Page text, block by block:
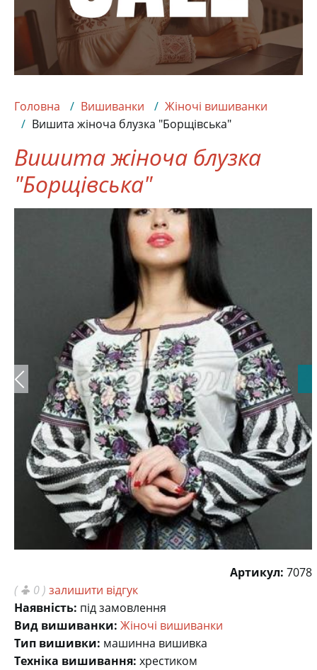
Головна Вишиванки
Жіночі вишиванки
Вишита жіноча блузка "Борщівська"
Вишита жіноча блузка
"Борщівська"
Артикул: 7078
(
0 ) залишити відгук
Наявність: під замовлення
Вид вишиванки: Жіночі вишиванки
Тип вишивки: машинна вишивка
Техніка вишивання: хрестиком